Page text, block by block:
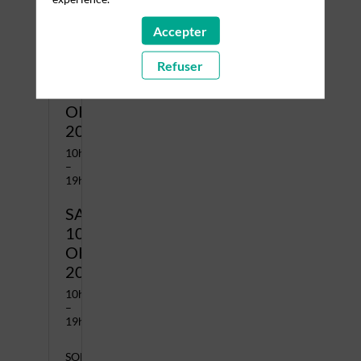
OKTOBER
2026
10h00
–
19h00
SAMSTAG,
10.
OKTOBER
2026
10h00
–
19h00
SONNTAG,
Accepter
Refuser